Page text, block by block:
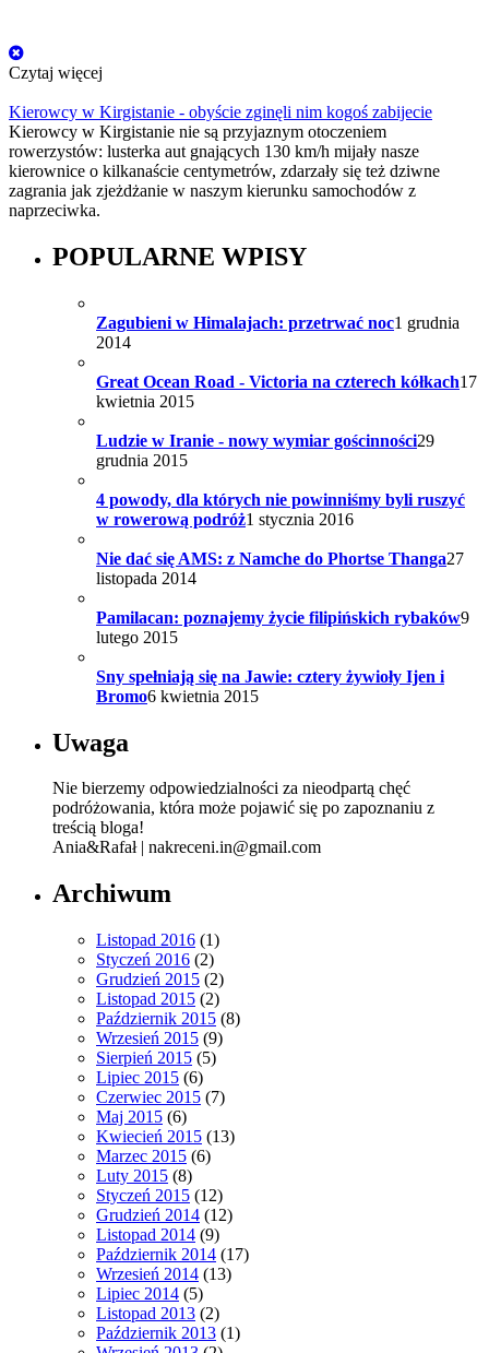
Czytaj więcej
Kierowcy w Kirgistanie - obyście zginęli nim kogoś zabijecie
Kierowcy w Kirgistanie nie są przyjaznym otoczeniem
rowerzystów: lusterka aut gnających 130 km/h mijały nasze
kierownice o kilkanaście centymetrów, zdarzały się też dziwne
zagrania jak zjeżdżanie w naszym kierunku samochodów z
naprzeciwka.
POPULARNE WPISY
Zagubieni w Himalajach: przetrwać noc1 grudnia
2014
Great Ocean Road - Victoria na czterech kółkach17
kwietnia 2015
Ludzie w Iranie - nowy wymiar gościnności29
grudnia 2015
4 powody, dla których nie powinniśmy byli ruszyć
w rowerową podróż1 stycznia 2016
Nie dać się AMS: z Namche do Phortse Thanga27
listopada 2014
Pamilacan: poznajemy życie filipińskich rybaków9
lutego 2015
Sny spełniają się na Jawie: cztery żywioły Ijen i
Bromo6 kwietnia 2015
Uwaga
Nie bierzemy odpowiedzialności za nieodpartą chęć
podróżowania, która może pojawić się po zapoznaniu z
treścią bloga!
Ania&Rafał | nakreceni.in@gmail.com
Archiwum
Listopad 2016 (1)
Styczeń 2016 (2)
Grudzień 2015 (2)
Listopad 2015 (2)
Październik 2015 (8)
Wrzesień 2015 (9)
Sierpień 2015 (5)
Lipiec 2015 (6)
Czerwiec 2015 (7)
Maj 2015 (6)
Kwiecień 2015 (13)
Marzec 2015 (6)
Luty 2015 (8)
Styczeń 2015 (12)
Grudzień 2014 (12)
Listopad 2014 (9)
Październik 2014 (17)
Wrzesień 2014 (13)
Lipiec 2014 (5)
Listopad 2013 (2)
Październik 2013 (1)